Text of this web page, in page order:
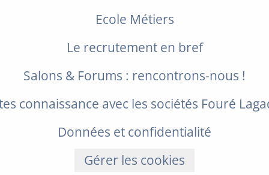
Ecole Métiers
Le recrutement en bref
Salons & Forums : rencontrons-nous !
connaissance avec les sociétés Fouré
Données et confidentialité
Gérer les cookies